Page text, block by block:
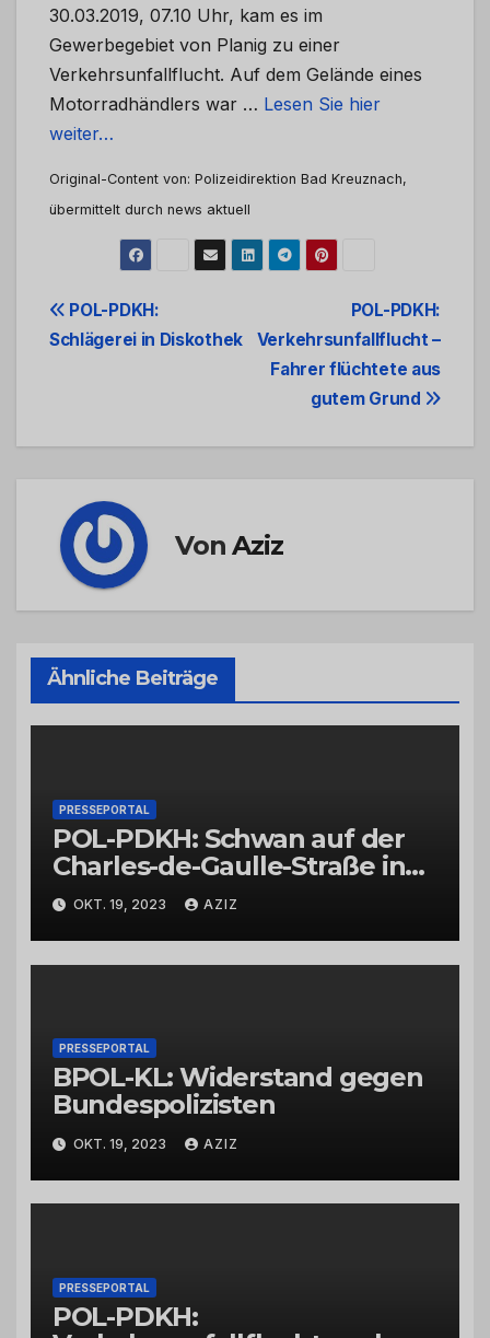
30.03.2019, 07.10 Uhr, kam es im
Gewerbegebiet von Planig zu einer
Verkehrsunfallflucht. Auf dem Gelände eines
Motorradhändlers war … Lesen Sie hier
weiter…
Original-Content von: Polizeidirektion Bad Kreuznach,
übermittelt durch news aktuell
Beitrags-
Navigation
POL-PDKH:
Verkehrsunfallflucht –
Fahrer flüchtete aus
gutem Grund
POL-PDKH:
Schlägerei in Diskothek
VonAziz
Ähnliche Beiträge
PRESSEPORTAL
POL-PDKH: Schwan auf der
Charles-de-Gaulle-Straße in
Bad Kreuznach beeinflusst
Feierabendverkehr
OKT. 19, 2023 AZIZ
PRESSEPORTAL
BPOL-KL: Widerstand gegen
Bundespolizisten
OKT. 19, 2023 AZIZ
PRESSEPORTAL
POL-PDKH: